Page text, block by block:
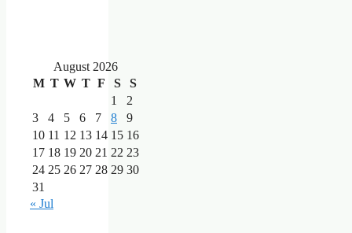
August 2026
M T W T F S
S
1
2
3
4 5 6 7 8
9
10 11 12 13 14 15 16
17 18 19 20 21 22 23
24 25 26 27 28 29 30
31
« Jul